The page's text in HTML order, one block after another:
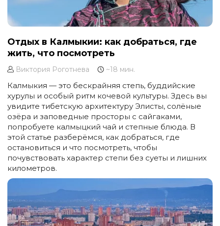
Отдых в Калмыкии: как добраться, где
жить, что посмотреть
Виктория Роготнева ~18 мин.
Калмыкия — это бескрайняя степь, буддийские
хурулы и особый ритм кочевой культуры. Здесь вы
увидите тибетскую архитектуру Элисты, солёные
озёра и заповедные просторы с сайгаками,
попробуете калмыцкий чай и степные блюда. В
этой статье разберёмся, как добраться, где
остановиться и что посмотреть, чтобы
почувствовать характер степи без суеты и лишних
километров.